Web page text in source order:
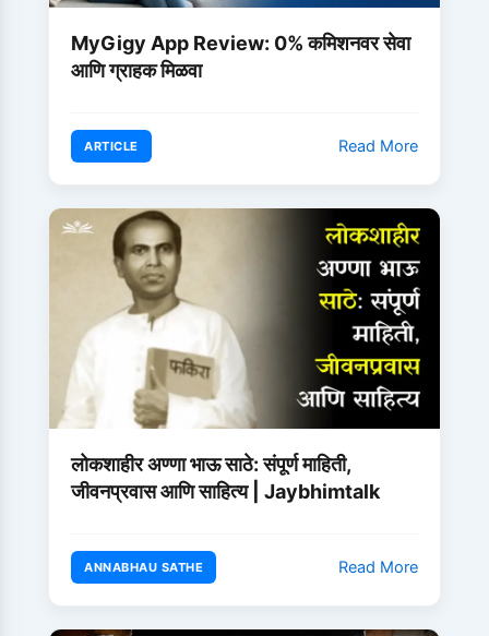
MyGigy App Review: 0% कमिशनवर सेवा
आणि ग्राहक मिळवा
ARTICLE Read More
लोकशाहीर अण्णा भाऊ साठे: संपूर्ण माहिती,
जीवनप्रवास आणि साहित्य | Jaybhimtalk
ANNABHAU SATHE Read More